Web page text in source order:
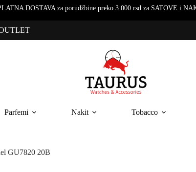
za porudžbine preko 3.000 rsd za SATOVE i NAKIT
Parfemi Nakit Tobacco
GU7820 20B